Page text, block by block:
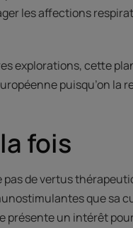
les affections
explorations, cette
puisqu’on la
fois
de vertus
que sa
présente un intérêt